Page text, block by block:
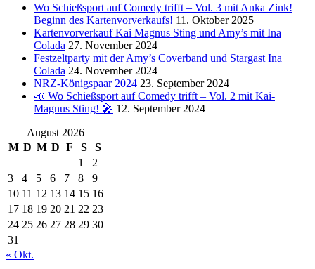
Wo Schießsport auf Comedy trifft – Vol. 3 mit Anka Zink!
Beginn des Kartenvorverkaufs! 11. Oktober 2025
Kartenvorverkauf Kai Magnus Sting und Amy’s mit Ina
Colada 27. November 2024
Festzeltparty mit der Amy’s Coverband und Stargast Ina
Colada 24. November 2024
NRZ-Königspaar 2024 23. September 2024
📣 Wo Schießsport auf Comedy trifft – Vol. 2 mit Kai-
Magnus Sting! 🎤 12. September 2024
August 2026
M D M D F S
S
1
2
3
4 5 6 7 8
9
10 11 12 13 14 15 16
17 18 19 20 21 22 23
24 25 26 27 28 29 30
31
« Okt.